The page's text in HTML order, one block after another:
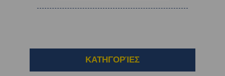
ΚΑΤΗΓΟΡΊΕΣ